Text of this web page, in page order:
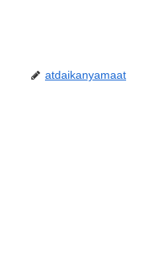
atdaikanyamaat